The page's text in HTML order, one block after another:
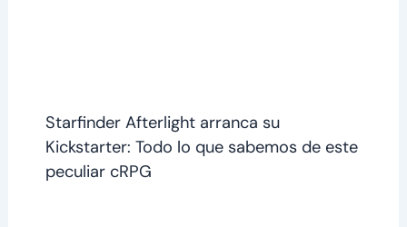
Starfinder Afterlight arranca su
Kickstarter: Todo lo que sabemos de este
peculiar cRPG